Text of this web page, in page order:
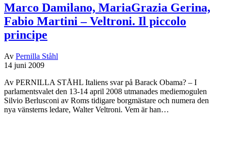
Marco Damilano, MariaGrazia Gerina,
Fabio Martini – Veltroni. Il piccolo
principe
Av Pernilla Ståhl
14 juni 2009
Av PERNILLA STÅHL Italiens svar på Barack Obama? – I
parlamentsvalet den 13-14 april 2008 utmanades mediemogulen
Silvio Berlusconi av Roms tidigare borgmästare och numera den
nya vänsterns ledare, Walter Veltroni. Vem är han…